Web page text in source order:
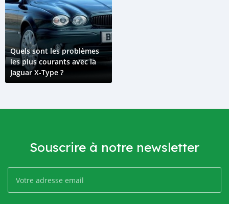
Quels sont les problèmes
les plus courants avec la
Jaguar X-Type ?
Souscrire à notre newsletter